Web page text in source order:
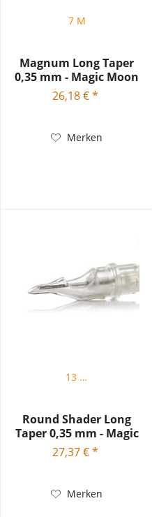
7 M
Magnum Long Taper
0,35 mm - Magic Moon
Needle...
26,18 € *
Merken
13 RS
Round Shader Long
Taper 0,35 mm - Magic
Moon...
27,37 € *
Merken